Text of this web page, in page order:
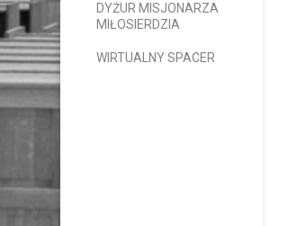
DYŻUR MISJONARZA
MIŁOSIERDZIA
WIRTUALNY SPACER